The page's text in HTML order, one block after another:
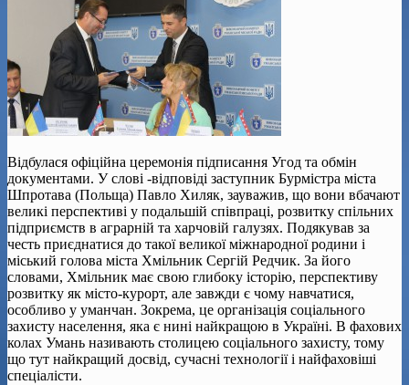
Відбулася офіційна церемонія підписання Угод та обмін
документами. У слові -відповіді заступник Бурмістра міста
Шпротава (Польща) Павло Хиляк, зауважив, що вони вбачают
великі перспективі у подальшій співпраці, розвитку спільних
підприємств в аграрній та харчовій галузях. Подякував за
честь приєднатися до такої великої міжнародної родини і
міський голова міста Хмільник Сергій Редчик. За його
словами, Хмільник має свою глибоку історію, перспективу
розвитку як місто-курорт, але завжди є чому навчатися,
особливо у уманчан. Зокрема, це організація соціального
захисту населення, яка є нині найкращою в Україні. В фахових
колах Умань називають столицею соціального захисту, тому
що тут найкращий досвід, сучасні технології і найфаховіші
спеціалісти.